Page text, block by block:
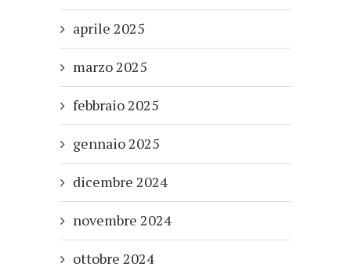
aprile 2025
marzo 2025
febbraio 2025
gennaio 2025
dicembre 2024
novembre 2024
ottobre 2024